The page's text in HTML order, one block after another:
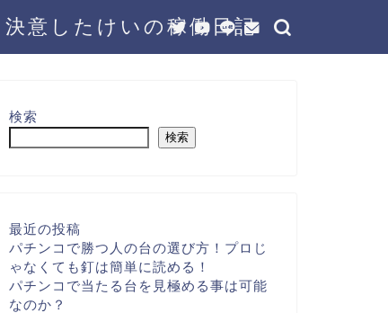
意したけいの稼働日記
検索
検索
最近の投稿
パチンコで勝つ人の台の選び方！プロじ
ゃなくても釘は簡単に読める！
パチンコで当たる台を見極める事は可能
なのか？